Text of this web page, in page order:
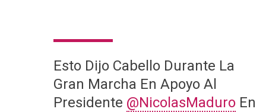
Esto Dijo Cabello Durante La
Gran Marcha En Apoyo Al
Presidente @NicolasMaduro En